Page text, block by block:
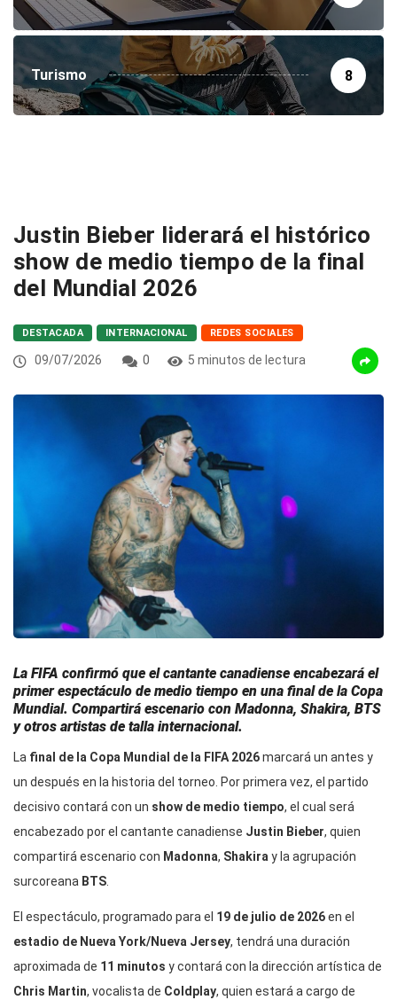
Turismo 8
Justin Bieber liderará el histórico
show de medio tiempo de la final
del Mundial 2026
DESTACADA INTERNACIONAL REDES SOCIALES
09/07/2026 0 5 minutos de lectura
La FIFA confirmó que el cantante canadiense encabezará el
primer espectáculo de medio tiempo en una final de la Copa
Mundial. Compartirá escenario con Madonna, Shakira, BTS
y otros artistas de talla internacional.
La final de la Copa Mundial de la FIFA 2026marcará un antes y
un después en la historia del torneo. Por primera vez, el partido
decisivo contará con un show de medio tiempo, el cual será
encabezado por el cantante canadiense Justin Bieber, quien
compartirá escenario con Madonna, Shakira y la agrupación
surcoreana BTS
El espectáculo, programado para el 19 de julio de 2026en el
estadio de Nueva York/Nueva Jersey, tendrá una duración
aproximada de 11 minutos y contará con la dirección artística de
Chris Martin, vocalista de Coldplay, quien estará a cargo de